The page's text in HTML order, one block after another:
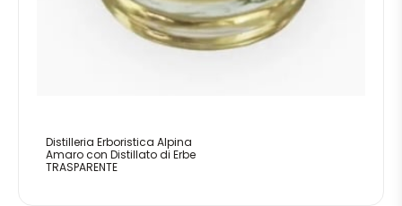
Distilleria Erboristica Alpina
Amaro con Distillato di Erbe
TRASPARENTE